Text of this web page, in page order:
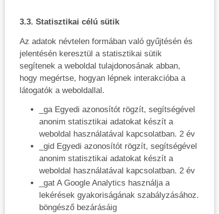
3.3. Statisztikai célú sütik
Az adatok névtelen formában való gyűjtésén és
jelentésén keresztül a statisztikai sütik
segítenek a weboldal tulajdonosának abban,
hogy megértse, hogyan lépnek interakcióba a
látogatók a weboldallal.
_ga Egyedi azonosítót rögzít, segítségével
anonim statisztikai adatokat készít a
weboldal használatával kapcsolatban. 2 év
_gid Egyedi azonosítót rögzít, segítségével
anonim statisztikai adatokat készít a
weboldal használatával kapcsolatban. 2 év
_gat A Google Analytics használja a
lekérések gyakoriságának szabályzásához.
böngésző bezárásáig